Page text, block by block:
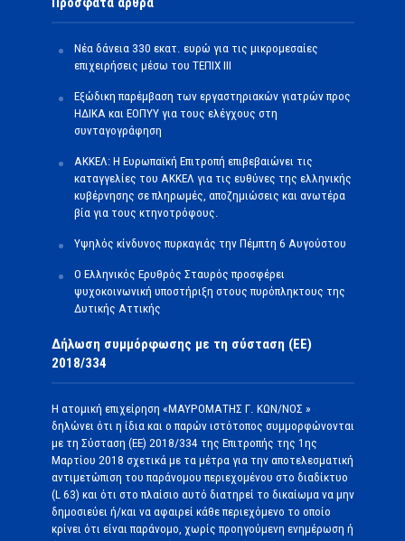
Νέα δάνεια 330 εκατ. ευρώ για τις μικρομεσαίες
επιχειρήσεις μέσω του ΤΕΠΙΧ ΙΙΙ
Εξώδικη παρέμβαση των εργαστηριακών γιατρών προς
ΗΔΙΚΑ και ΕΟΠΥΥ για τους ελέγχους στη
συνταγογράφηση
ΑΚΚΕΛ: Η Ευρωπαϊκή Επιτροπή επιβεβαιώνει τις
καταγγελίες του ΑΚΚΕΛ για τις ευθύνες της ελληνικής
κυβέρνησης σε πληρωμές, αποζημιώσεις και ανωτέρα
βία για τους κτηνοτρόφους.
Υψηλός κίνδυνος πυρκαγιάς την Πέμπτη 6 Αυγούστου
Ο Ελληνικός Ερυθρός Σταυρός προσφέρει
ψυχοκοινωνική υποστήριξη στους πυρόπληκτους της
Δυτικής Αττικής
Δήλωση συμμόρφωσης με τη σύσταση (ΕΕ)
2018/334
Η ατομική επιχείρηση «ΜΑΥΡΟΜΑΤΗΣ Γ. ΚΩΝ/ΝΟΣ »
δηλώνει ότι η ίδια και ο παρών ιστότοπος συμμορφώνονται
με τη Σύσταση (ΕΕ) 2018/334 της Επιτροπής της 1ης
Μαρτίου 2018 σχετικά με τα μέτρα για την αποτελεσματική
αντιμετώπιση του παράνομου περιεχομένου στο διαδίκτυο
(L 63) και ότι στο πλαίσιο αυτό διατηρεί το δικαίωμα να μην
δημοσιεύει ή/και να αφαιρεί κάθε περιεχόμενο το οποίο
κρίνει ότι είναι παράνομο, χωρίς προηγούμενη ενημέρωση ή